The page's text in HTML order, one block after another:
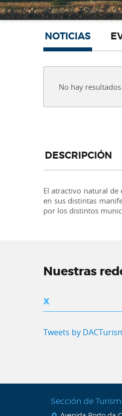
NOTICIAS
No hay resultados.
DESCRIPCIÓN
El atractivo natural de
en sus distintas
por los distintos
Nuestras
X
Tweets by
Sección de